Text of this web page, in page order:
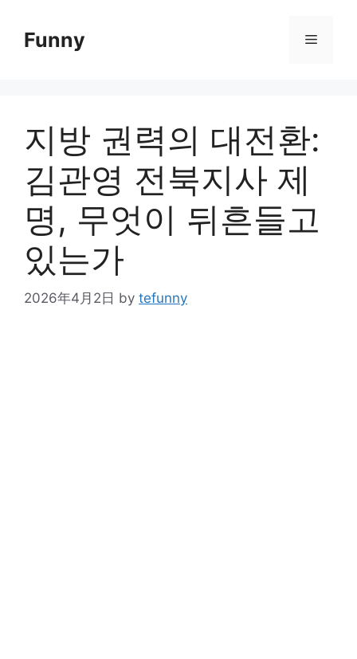
contentFunny Menu
지방 권력의 대전환:
김관영 전북지사 제
명, 무엇이 뒤흔들고
있는가
2026年4月2日 by tefunny